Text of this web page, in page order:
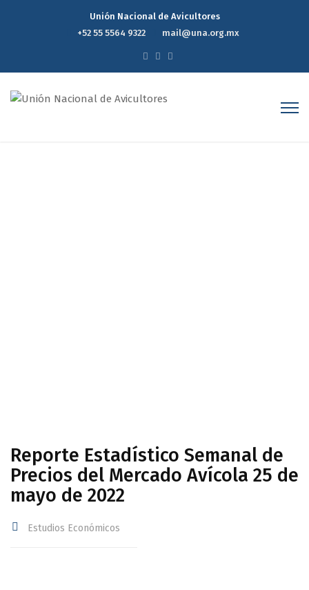
Unión Nacional de Avicultores
+52 55 5564 9322
mail@una.org.mx
Reporte Estadístico Semanal de
Precios del Mercado Avícola 25 de
mayo de 2022
Estudios Económicos